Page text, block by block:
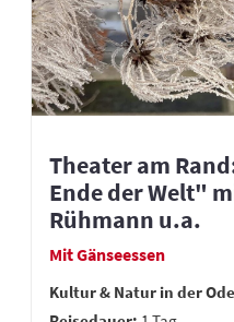
Theater am
Ende der Welt"
Rühmann u.a.
Mit Gänseessen
Kultur & Natur in der